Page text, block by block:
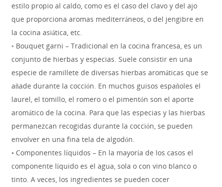
estilo propio al caldo, como es el caso del clavo y del ajo
que proporciona aromas mediterráneos, o del jengibre en
la cocina asiática, etc.
◦ Bouquet garni – Tradicional en la cocina francesa, es un
conjunto de hierbas y especias. Suele consistir en una
especie de ramillete de diversas hierbas aromáticas que se
añade durante la cocción. En muchos guisos españoles el
laurel, el tomillo, el romero o el pimentón son el aporte
aromático de la cocina. Para que las especias y las hierbas
permanezcan recogidas durante la cocción, se pueden
envolver en una fina tela de algodón.
• Componentes líquidos – En la mayoría de los casos el
componente líquido es el agua, sola o con vino blanco o
tinto. A veces, los ingredientes se pueden cocer